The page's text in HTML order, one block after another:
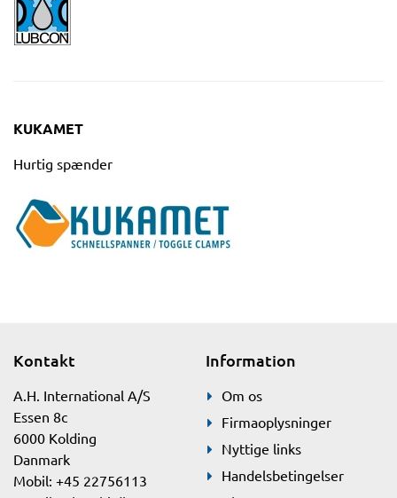
KUKAMET
Hurtig spænder
Kontakt
A.H. International A/S
Essen 8c
6000 Kolding
Danmark
Mobil: +45 22756113
Information
Om os
Firmaoplysninger
Nyttige links
Handelsbetingelser